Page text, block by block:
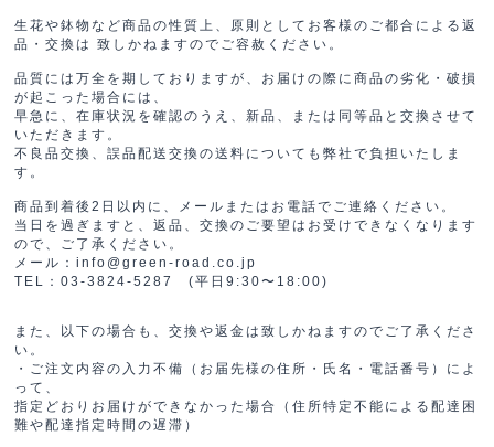
生花や鉢物など商品の性質上、原則としてお客様のご都合による返
品・交換は 致しかねますのでご容赦ください。
品質には万全を期しておりますが、お届けの際に商品の劣化・破損
が起こった場合には、
早急に、在庫状況を確認のうえ、新品、または同等品と交換させて
いただきます。
不良品交換、誤品配送交換の送料についても弊社で負担いたしま
す。
商品到着後2日以内に、メールまたはお電話でご連絡ください。
当日を過ぎますと、返品、交換のご要望はお受けできなくなります
ので、ご了承ください。
メール：info@green-road.co.jp
TEL：03-3824-5287 (平日9:30〜18:00)
また、以下の場合も、交換や返金は致しかねますのでご了承くださ
い。
・ご注文内容の入力不備（お届先様の住所・氏名・電話番号）によ
って、
指定どおりお届けができなかった場合（住所特定不能による配達困
難や配達指定時間の遅滞）